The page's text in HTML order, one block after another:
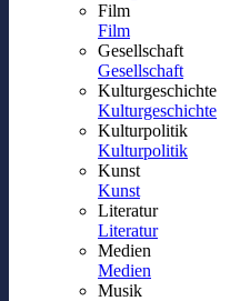
Film
Film
Gesellschaft
Gesellschaft
Kulturgeschichte
Kulturgeschichte
Kulturpolitik
Kulturpolitik
Kunst
Kunst
Literatur
Literatur
Medien
Medien
Musik